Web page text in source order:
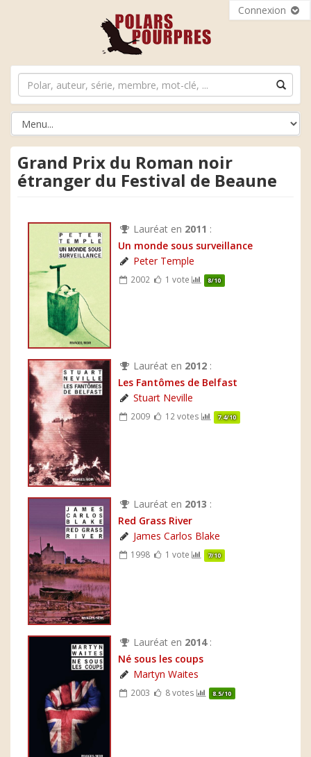
Connexion
Grand Prix du Roman noir
étranger du Festival de Beaune
Lauréat en 2011 :
Un monde sous surveillance
Peter Temple
2002 1 vote 8/10
Lauréat en 2012 :
Les Fantômes de Belfast
Stuart Neville
2009 12 votes 7.4/10
Lauréat en 2013 :
Red Grass River
James Carlos Blake
1998 1 vote 7/10
Lauréat en 2014:
Né sous les coups
Martyn Waites
2003 8 votes 8.5/10